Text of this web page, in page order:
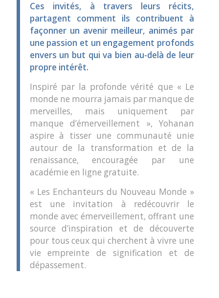
Ces invités, à travers leurs récits,
partagent comment ils contribuent à
façonner un avenir meilleur, animés par
une passion et un engagement profonds
envers un but qui va bien au-delà de leur
propre intérêt.
Inspiré par la profonde vérité que « Le
monde ne mourra jamais par manque de
merveilles, mais uniquement par
manque d’émerveillement », Yohanan
aspire à tisser une communauté unie
autour de la transformation et de la
renaissance, encouragée par une
académie en ligne gratuite.
« Les Enchanteurs du Nouveau Monde »
est une invitation à redécouvrir le
monde avec émerveillement, offrant une
source d’inspiration et de découverte
pour tous ceux qui cherchent à vivre une
vie empreinte de signification et de
dépassement.